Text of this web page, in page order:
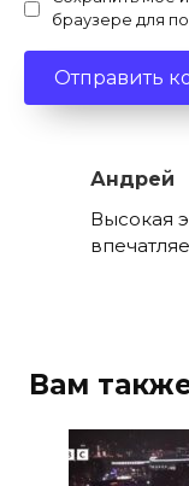
браузере для
Андрей
Высокая
Вам